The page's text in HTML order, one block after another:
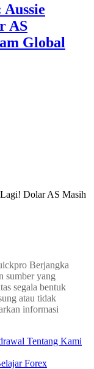
AS
Global
Dolar AS Masih
Berjangka
sumber yang
segala bentuk
atau tidak
informasi
Tentang Kami
Forex